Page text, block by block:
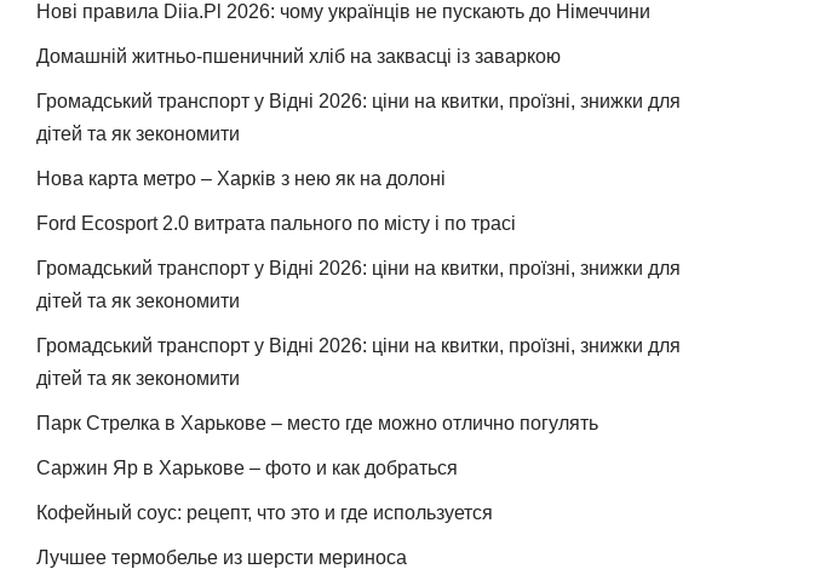
Нові правила Diia.Pl 2026: чому українців не пускають до Німеччини
Домашній житньо-пшеничний хліб на заквасці із заваркою
Громадський транспорт у Відні 2026: ціни на квитки, проїзні, знижки для
дітей та як зекономити
Нова карта метро – Харків з нею як на долоні
Ford Ecosport 2.0 витрата пального по місту і по трасі
Громадський транспорт у Відні 2026: ціни на квитки, проїзні, знижки для
дітей та як зекономити
Громадський транспорт у Відні 2026: ціни на квитки, проїзні, знижки для
дітей та як зекономити
Парк Стрелка в Харькове – место где можно отлично погулять
Саржин Яр в Харькове – фото и как добраться
Кофейный соус: рецепт, что это и где используется
Лучшее термобелье из шерсти мериноса